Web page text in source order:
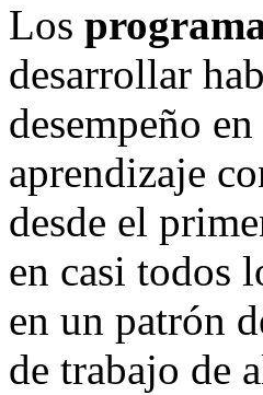
Los
desarrollar
desempeño
aprendizaje
desde el
en casi todos
en un patrón
de trabajo de